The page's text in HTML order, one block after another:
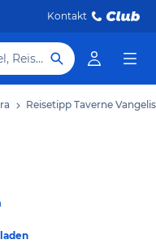
Kontakt
Hotel, Reiseziel
Reisetipp Taverne Vangelis